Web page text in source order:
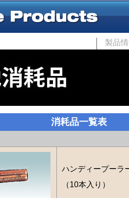
製品
消耗品一覧表
ハンディープーラ
（10本入り）